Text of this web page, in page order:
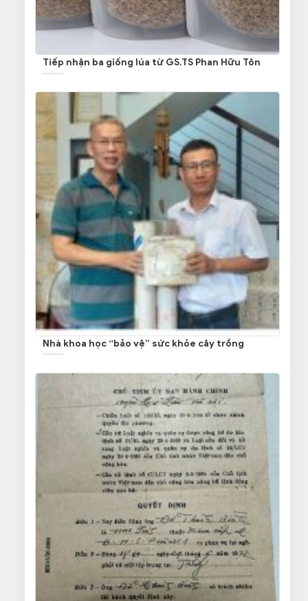
Tiếp nhận ba giống lúa từ GS.TS Phan Hữu Tôn
Nhà khoa học “bảo vệ” sức khỏe cây trồng